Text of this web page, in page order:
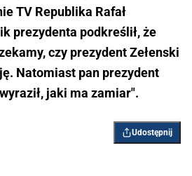
TV Republika Rafał
prezydenta podkreślił, że
czy prezydent Zełenski
Natomiast pan prezydent
jaki ma zamiar".
Udostępnij